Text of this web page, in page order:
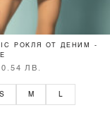
РОКЛЯ ОТ ДЕНИМ -
ЛВ.
S M